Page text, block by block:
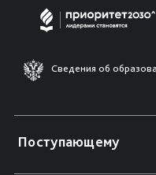
Сведения об
Поступающему